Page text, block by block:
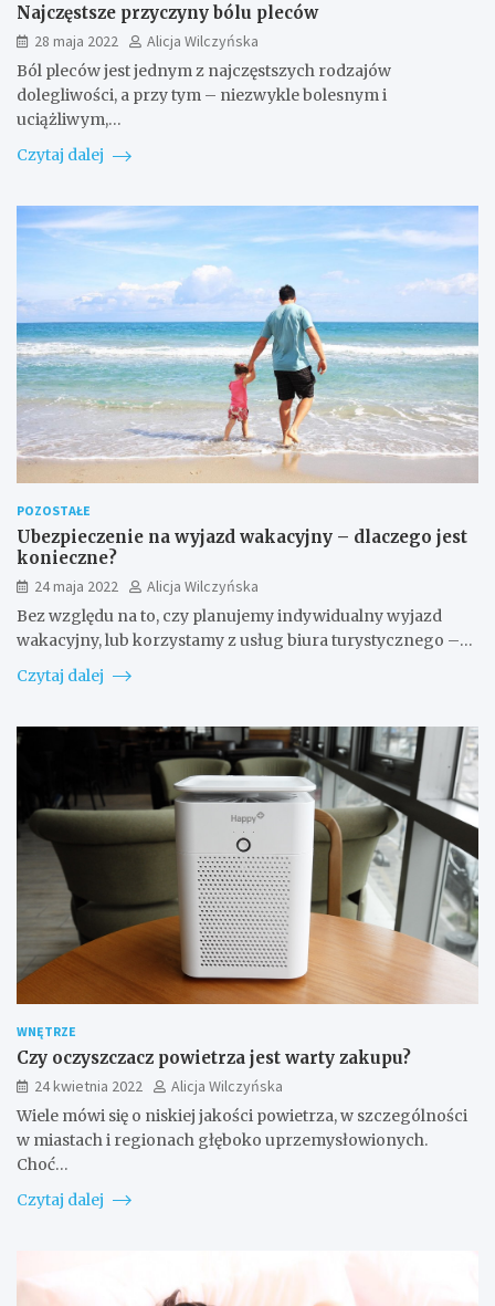
Najczęstsze przyczyny bólu pleców
28 maja 2022
Alicja Wilczyńska
Ból pleców jest jednym z najczęstszych rodzajów
dolegliwości, a przy tym – niezwykle bolesnym i
uciążliwym,…
Czytaj dalej
POZOSTAŁE
Ubezpieczenie na wyjazd wakacyjny – dlaczego jest
konieczne?
24 maja 2022
Alicja Wilczyńska
Bez względu na to, czy planujemy indywidualny wyjazd
wakacyjny, lub korzystamy z usług biura turystycznego –…
Czytaj dalej
WNĘTRZE
Czy oczyszczacz powietrza jest warty zakupu?
24 kwietnia 2022
Alicja Wilczyńska
Wiele mówi się o niskiej jakości powietrza, w szczególności
w miastach i regionach głęboko uprzemysłowionych.
Choć…
Czytaj dalej